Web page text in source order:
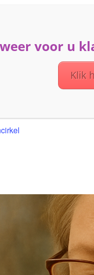
HOME voor u
Klik